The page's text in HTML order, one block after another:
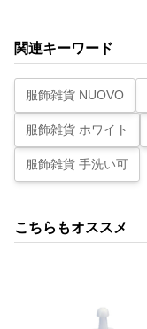
関連キーワード
服飾雑貨 NUOVO
服飾雑貨 ホワイト
服飾雑貨 手洗い可
こちらもオススメ